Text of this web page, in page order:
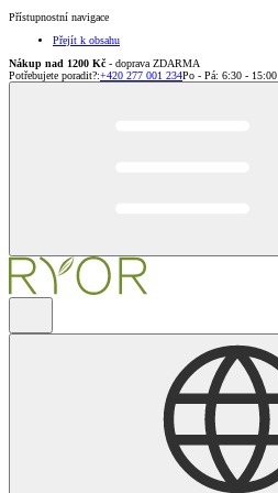
Přístupnostní navigace
Přejít k obsahu
Nákup nad 1200 Kč - doprava ZDARMA
Potřebujete poradit?:+420 277 001 234Po - Pá: 6:30 - 15:00